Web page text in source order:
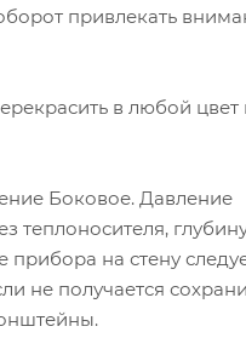
привлекать
в любой цвет
Боковое. Давление
теплоносителя,
прибора на стену
не получается